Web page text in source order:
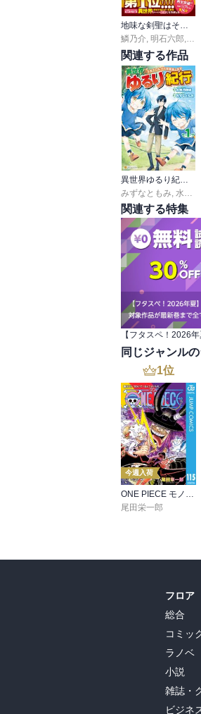
地味な剣聖はそれでも最強です（コミック）
鱗乃介, 明石六郎, 蓮
関連する作品
異世界ゆるり紀行 ～子育てしながら冒険者します～
みずなともみ, 水無月静琉
関連する特集
同じジャンル
1位
今週入荷
尾田栄一郎
フロア
総合
コミッ
ラノベ
小説
雑誌・
ビジネ